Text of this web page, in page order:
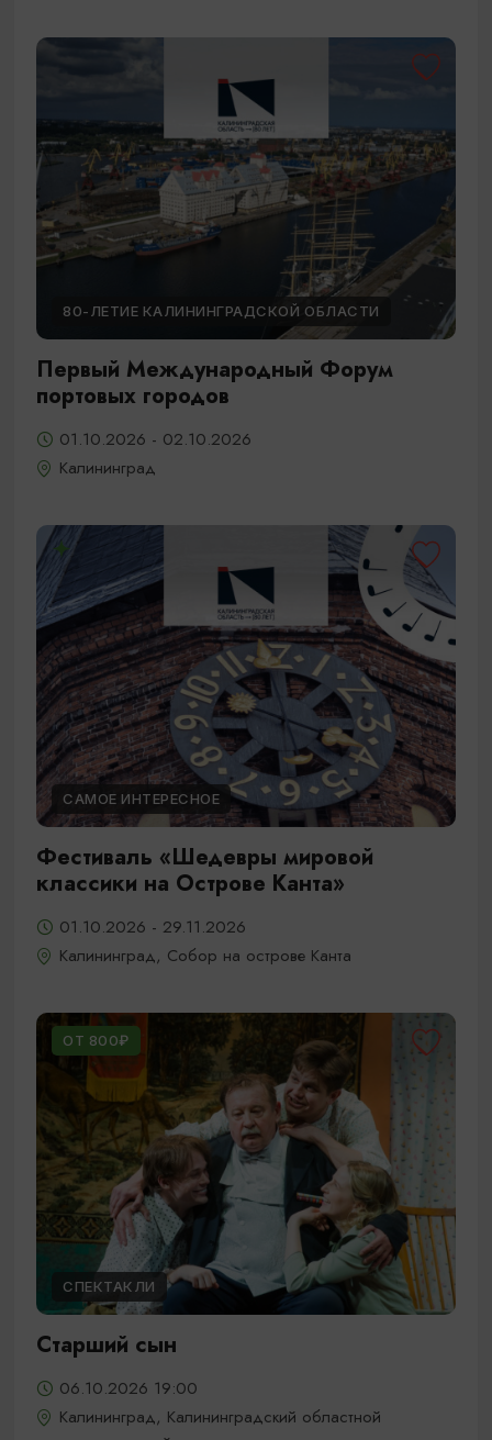
80-ЛЕТИЕ КАЛИНИНГРАДСКОЙ ОБЛАСТИ
Первый Международный Форум
портовых городов
01.10.2026 - 02.10.2026
Калининград
САМОЕ ИНТЕРЕСНОЕ
Фестиваль «Шедевры мировой
классики на Острове Канта»
01.10.2026 - 29.11.2026
Калининград, Собор на острове Канта
ОТ 800₽
СПЕКТАКЛИ
Старший сын
06.10.2026 19:00
Калининград, Калининградский областной